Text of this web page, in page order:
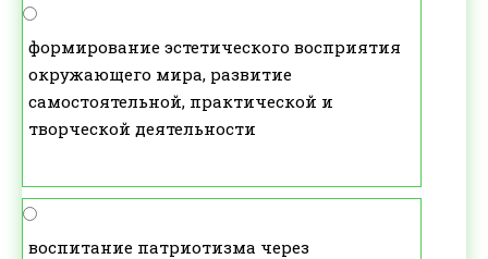
формирование эстетического восприятия
окружающего мира, развитие
самостоятельной, практической и
творческой деятельности
воспитание патриотизма через